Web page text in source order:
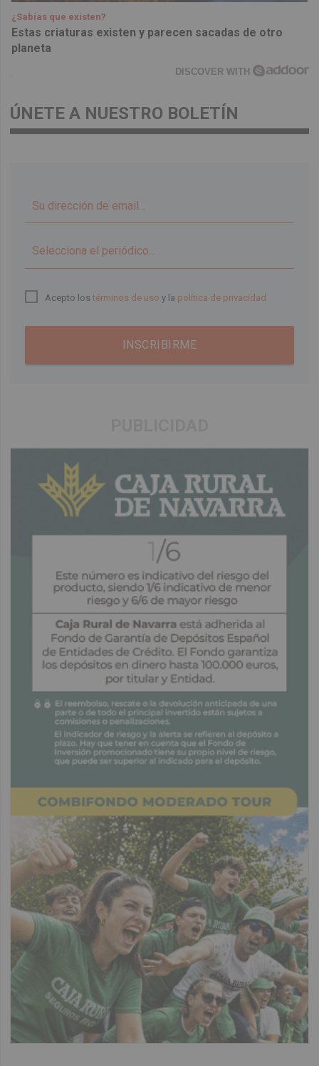
¿Sabías que existen?
Estas criaturas existen y parecen sacadas de otro
planeta
DISCOVER WITH
ÚNETE A NUESTRO BOLETÍN
Acepto lostérminos de uso y la política de privacidad
INSCRIBIRME